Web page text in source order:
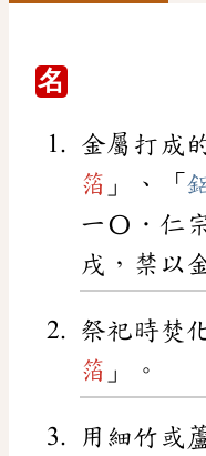
名
金屬打成
箔 」、「
一〇．仁
戌，禁以
祭祀時焚
箔 」。
用細竹或